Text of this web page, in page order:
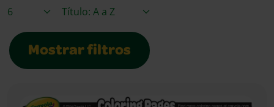
Elementos / Página
Ordenar por
Mostrar filtros